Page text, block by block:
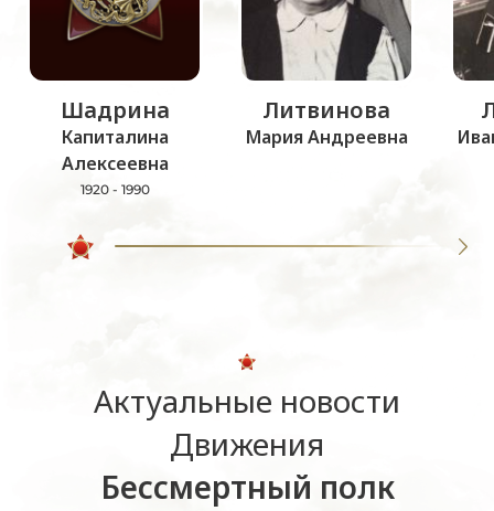
Шадрина
Капиталина
Алексеевна
1920 - 1990
Литвинова
Мария Андреевна
Актуальные новости
Движения
Бессмертный полк